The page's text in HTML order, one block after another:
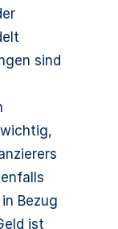
sind
Bezug
ist